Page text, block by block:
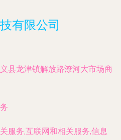
有限公司
县龙津镇解放路潦河大市场商
服务,互联网和相关服务,信息